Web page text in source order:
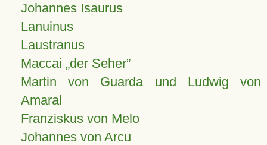
Johannes Isaurus
Lanuinus
Laustranus
Maccai „der Seher”
Martin von Guarda und Ludwig von
Amaral
Franziskus von Melo
Johannes von Arcu